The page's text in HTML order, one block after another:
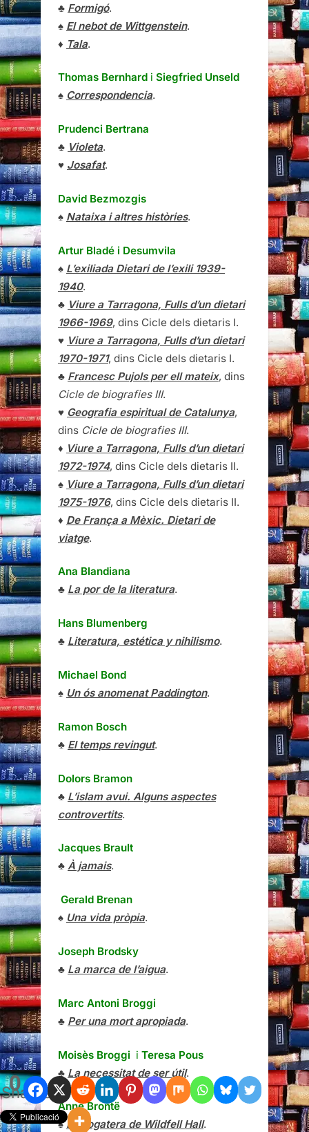
0
Shares
♣ Formigó.
♠ El nebot de Wittgenstein.
♦ Tala.
Thomas Bernhard i Siegfried Unseld
♠ Correspondencia.
Prudenci Bertrana
♣ Violeta.
♥ Josafat.
David Bezmozgis
♠ Nataixa i altres històries.
Artur Bladé i Desumvila
♠ L’exiliada Dietari de l’exili 1939-
1940.
♣ Viure a Tarragona, Fulls d’un dietari
1966-1969, dins Cicle dels dietaris I.
♥ Viure a Tarragona, Fulls d’un dietari
1970-1971, dins Cicle dels dietaris I.
♣ Francesc Pujols per ell mateix, dins
Cicle de biografies III.
♥ Geografia espiritual de Catalunya,
dins Cicle de biografies III.
♦ Viure a Tarragona, Fulls d’un dietari
1972-1974, dins Cicle dels dietaris II.
♠ Viure a Tarragona, Fulls d’un dietari
1975-1976, dins Cicle dels dietaris II.
♦ De França a Mèxic. Dietari de
viatge.
Ana Blandiana
♣ La por de la literatura.
Hans Blumenberg
♣ Literatura, estética y nihilismo.
Michael Bond
♠ Un ós anomenat Paddington.
Ramon Bosch
♣ El temps revingut.
Dolors Bramon
♣ L’islam avui. Alguns aspectes
controvertits.
Jacques Brault
♣ À jamais.
Gerald Brenan
♠ Una vida pròpia.
Joseph Brodsky
♣ La marca de l’aigua.
Marc Antoni Broggi
♣ Per una mort apropiada.
Moisès Broggi i Teresa Pous
♣ La necessitat de ser útil.
Anne Brontë
♠La llogatera de Wildfell Hall.